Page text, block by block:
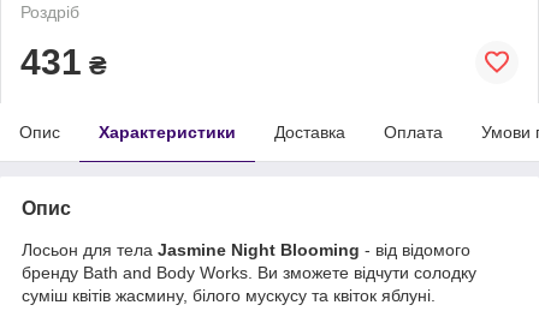
Роздріб
431 ₴
Опис Характеристики Доставка Оплата Умови
Опис
Лосьон для тела Jasmine Night Blooming - від відомого
бренду Bath and Body Works. Ви зможете відчути солодку
суміш квітів жасмину, білого мускусу та квіток яблуні.